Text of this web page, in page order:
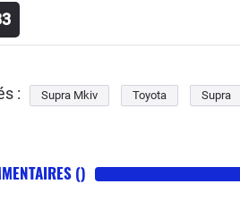
: Supra Mkiv Toyota Supra
()